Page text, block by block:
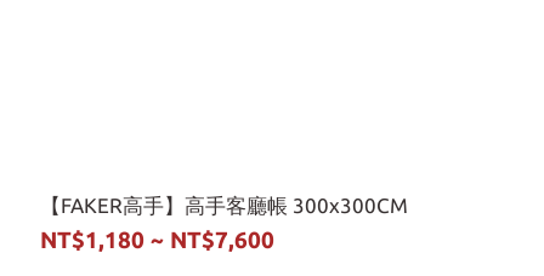
【FAKER高手】高手客廳帳 300x300CM
NT$1,180 ~ NT$7,600